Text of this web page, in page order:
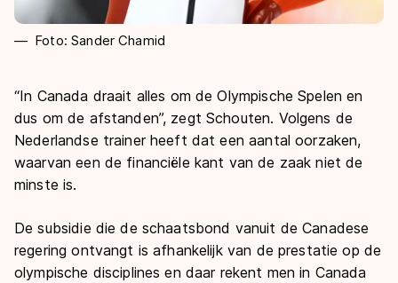
Foto: Sander Chamid
“In Canada draait alles om de Olympische Spelen en
dus om de afstanden”, zegt Schouten. Volgens de
Nederlandse trainer heeft dat een aantal oorzaken,
waarvan een de financiële kant van de zaak niet de
minste is.
De subsidie die de schaatsbond vanuit de Canadese
regering ontvangt is afhankelijk van de prestatie op de
olympische disciplines en daar rekent men in Canada